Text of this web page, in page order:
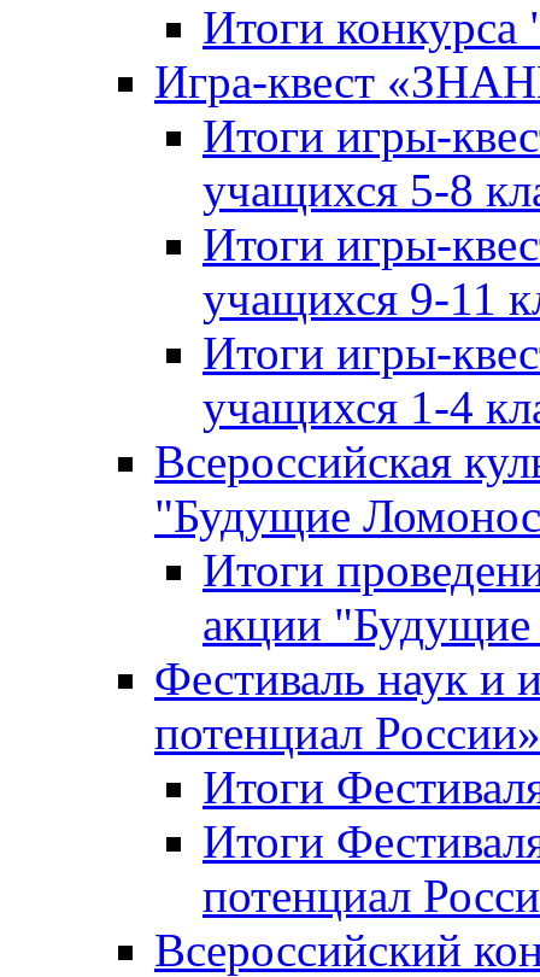
Итоги
Игра-квест
Итоги игры-
учащихся 5-8
Итоги игры-
учащихся 9-11
Итоги игры-
учащихся 1-4
Всероссийская
"Будущие
Итоги
акции
Фестиваль наук и
потенциал России»
Итоги
Итоги
потенциал
Всероссийский